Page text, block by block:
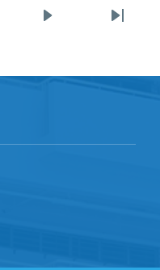
Last